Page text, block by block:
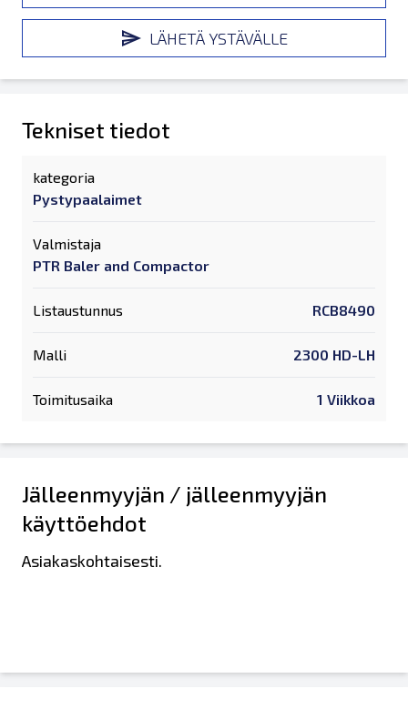
LÄHETÄ YSTÄVÄLLE
Tekniset tiedot
kategoria
Pystypaalaimet
Valmistaja
PTR Baler and Compactor
Listaustunnus RCB8490
Malli 2300 HD-LH
Toimitusaika 1 Viikkoa
Jälleenmyyjän / jälleenmyyjän
käyttöehdot
Asiakaskohtaisesti.